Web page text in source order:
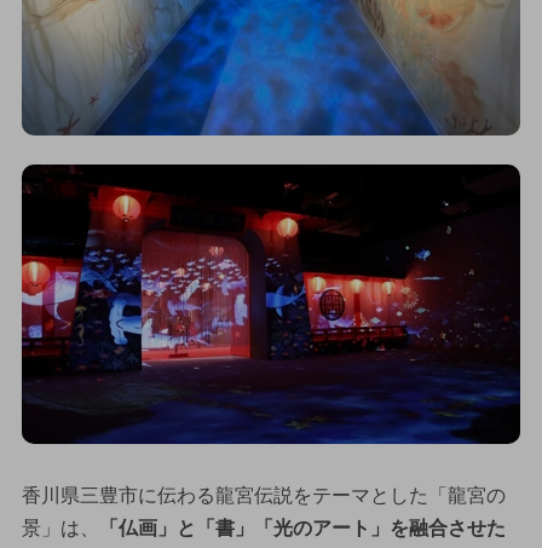
香川県三豊市に伝わる龍宮伝説をテーマとした「龍宮の
景」は、
「仏画」と「書」「光のアート」を融合させた